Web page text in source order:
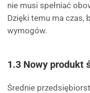
nie musi spełniać
Dzięki temu ma czas,
wymogów.
1.3 Nowy produkt
Średnie